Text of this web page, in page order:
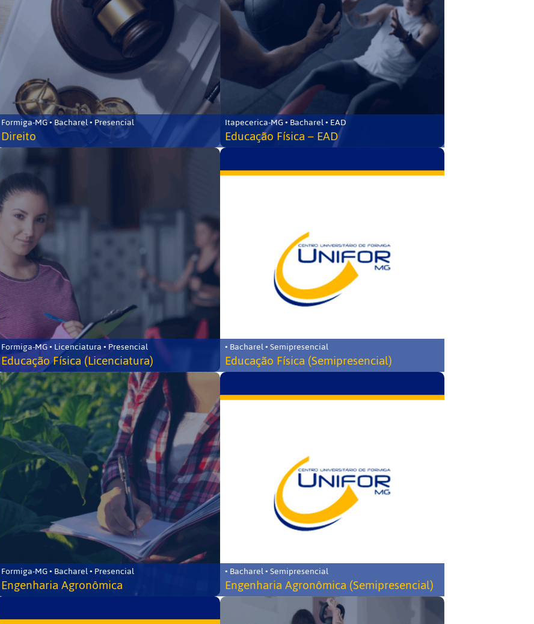
Formiga-MG • Bacharel • Presencial
Direito
Itapecerica-MG • Bacharel • EAD
Educação Física – EAD
Formiga-MG • Licenciatura • Presencial
Educação Física (Licenciatura)
• Bacharel • Semipresencial
Educação Física (Semipresencial)
Formiga-MG • Bacharel • Presencial
Engenharia Agronômica
• Bacharel • Semipresencial
Engenharia Agronômica (Semipresencial)